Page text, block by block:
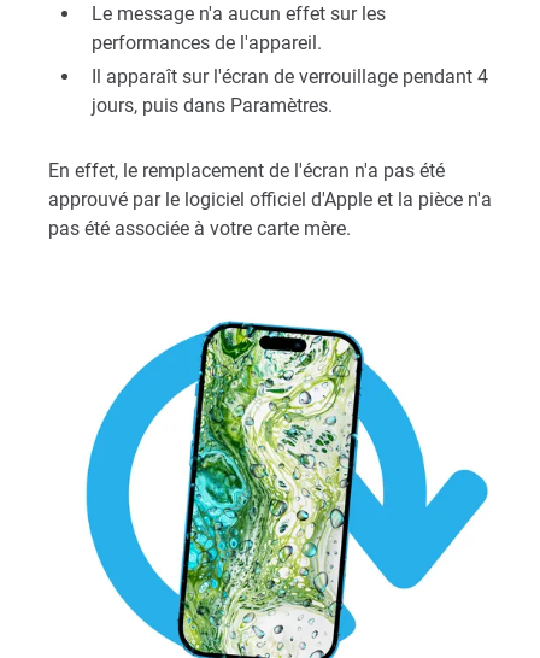
Le message n'a aucun effet sur les
performances de l'appareil.
Il apparaît sur l'écran de verrouillage pendant 4
jours, puis dans Paramètres.
En effet, le remplacement de l'écran n'a pas été
approuvé par le logiciel officiel d'Apple et la pièce n'a
pas été associée à votre carte mère.